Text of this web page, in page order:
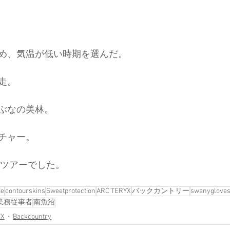
、気温が低い時期を選んだ。
。
なの美林。
ャー。
アーでした。
contourskins SweetprotectionARC’TERYXバックカントリー
務従事者南魚沼
Backcountry